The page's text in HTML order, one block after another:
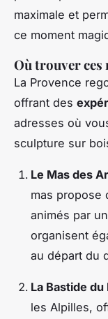
maximale et
ce moment
Où trouver ces
La Provence
offrant des
adresses où
sculpture sur
Le Mas des
mas propose
animés par
organisent
au départ du
La Bastide du
les Alpilles,